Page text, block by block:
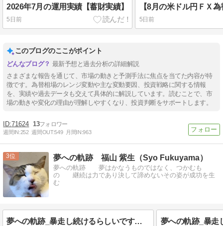
2026年7月の運用実績【蓄財実績】
5日前 5日前
このブログのここがポイント
最新予想と過去分析の詳細解説
さまざまな報告を通じて、市場の動きと予測手法に焦点を当てた内容が特
徴です。為替相場のレンジ変動や主な変動要因、投資戦略に関する情報
を、実績や過去データも交えて具体的に解説しています。読むことで、市
場の動きや変化の理由が理解しやすくなり、投資判断をサポートします。
71624 13
週間IN:252 週間OUT:549 月間IN:963
3 夢への軌跡 福山 紫生（Syo Fukuyama）
夢への軌跡 夢はかなうものではなく、つかむも
の 継続は力であり決して諦めないその姿が成功を生
む
夢への軌跡_暴走し続けるらしいです。（笑）